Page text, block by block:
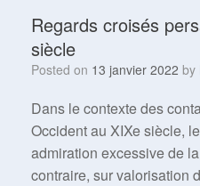
Regards croisés
siècle
Posted on 13 janvier 2022 by
Dans le contexte des
Occident au XIXe siècle,
admiration excessive de
contraire, sur valorisation